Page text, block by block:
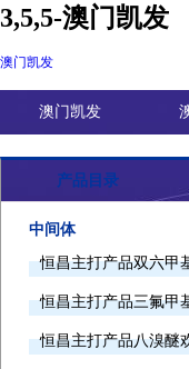
3,5,5-澳门凯发
澳门凯发
澳门凯发
产品目录
中间体
恒昌主打产品双六甲
恒昌主打产品三氟甲
恒昌主打产品八溴醚